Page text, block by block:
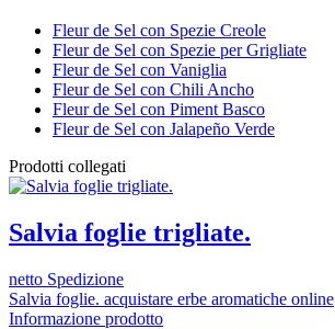
Fleur de Sel con Spezie Creole
Fleur de Sel con Spezie per Grigliate
Fleur de Sel con Vaniglia
Fleur de Sel con Chili Ancho
Fleur de Sel con Piment Basco
Fleur de Sel con Jalapeño Verde
Prodotti collegati
Salvia foglie trigliate.
netto Spedizione
Salvia foglie. acquistare erbe aromatiche online
Informazione prodotto